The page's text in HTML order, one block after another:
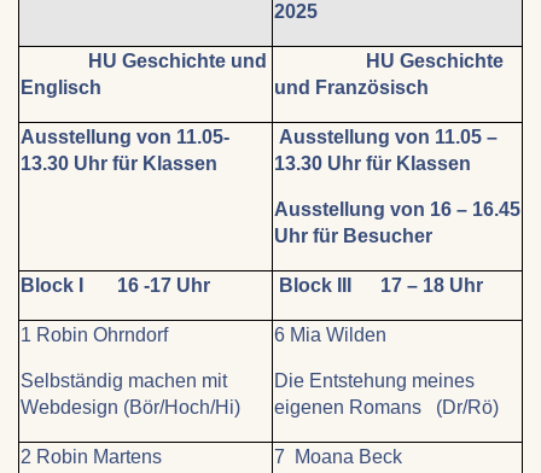
2025
HU Geschichte und
Englisch
HU Geschichte
und Französisch
Ausstellung von 11.05-
13.30 Uhr für Klassen
Ausstellung von 11.05 –
13.30 Uhr für Klassen
Ausstellung von 16 – 16.45
Uhr für Besucher
Block I 16 -17 Uhr Block III 17 – 18 Uhr
1 Robin Ohrndorf
Selbständig machen mit
Webdesign (Bör/Hoch/Hi)
6 Mia Wilden
Die Entstehung meines
eigenen Romans (Dr/Rö)
2 Robin Martens 7 Moana Beck